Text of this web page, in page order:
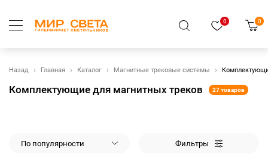
0 0
Назад Главная Каталог Магнитные трековые системы
Комплектующие для магнитных треков 27 товаров
По популярности Фильтры